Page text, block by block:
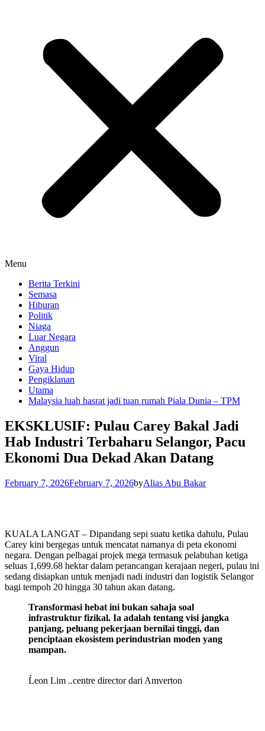
Menu
Berita Terkini
Semasa
Hiburan
Politik
Niaga
Luar Negara
Anggun
Viral
Gaya Hidup
Pengiklanan
Utama
Malaysia luah hasrat jadi tuan rumah Piala Dunia – TPM
EKSKLUSIF: Pulau Carey Bakal Jadi
Hab Industri Terbaharu Selangor, Pacu
Ekonomi Dua Dekad Akan Datang
February 7, 2026February 7, 2026byAlias Abu Bakar
KUALA LANGAT – Dipandang sepi suatu ketika dahulu, Pulau
Carey kini bergegas untuk mencatat namanya di peta ekonomi
negara. Dengan pelbagai projek mega termasuk pelabuhan ketiga
seluas 1,699.68 hektar dalam perancangan kerajaan negeri, pulau ini
sedang disiapkan untuk menjadi nadi industri dan logistik Selangor
bagi tempoh 20 hingga 30 tahun akan datang.
Transformasi hebat ini bukan sahaja soal
infrastruktur fizikal. Ia adalah tentang visi jangka
panjang, peluang pekerjaan bernilai tinggi, dan
penciptaan ekosistem perindustrian moden yang
mampan.
Ĺeon Lim ..centre director dari Amverton